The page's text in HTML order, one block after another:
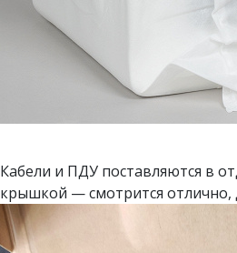
Кабели и ПДУ поставляются в
крышкой — смотрится отлично,